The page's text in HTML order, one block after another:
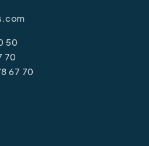
50
70
67 70